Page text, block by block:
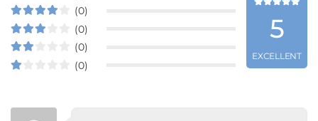
(0)
(0)
(0)
(0)
5
EXCELLENT